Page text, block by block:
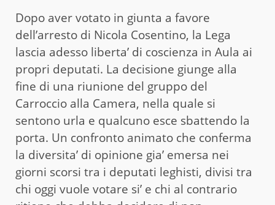
Dopo aver votato in giunta a favore
dell’arresto di Nicola Cosentino, la Lega
lascia adesso liberta’ di coscienza in Aula ai
propri deputati. La decisione giunge alla
fine di una riunione del gruppo del
Carroccio alla Camera, nella quale si
sentono urla e qualcuno esce sbattendo la
porta. Un confronto animato che conferma
la diversita’ di opinione gia’ emersa nei
giorni scorsi tra i deputati leghisti, divisi tra
chi oggi vuole votare si’ e chi al contrario